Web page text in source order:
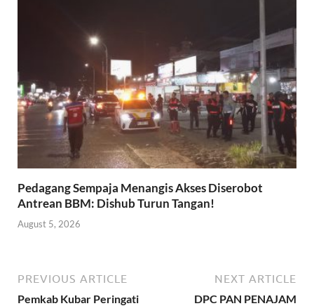
Pedagang Sempaja Menangis Akses Diserobot
Antrean BBM: Dishub Turun Tangan!
August 5, 2026
PREVIOUS ARTICLE
Pemkab Kubar Peringati
NEXT ARTICLE
DPC PAN PENAJAM